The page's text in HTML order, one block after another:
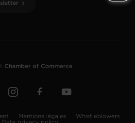
Chamber of Commerce
Mentions légales
Whistleblowers